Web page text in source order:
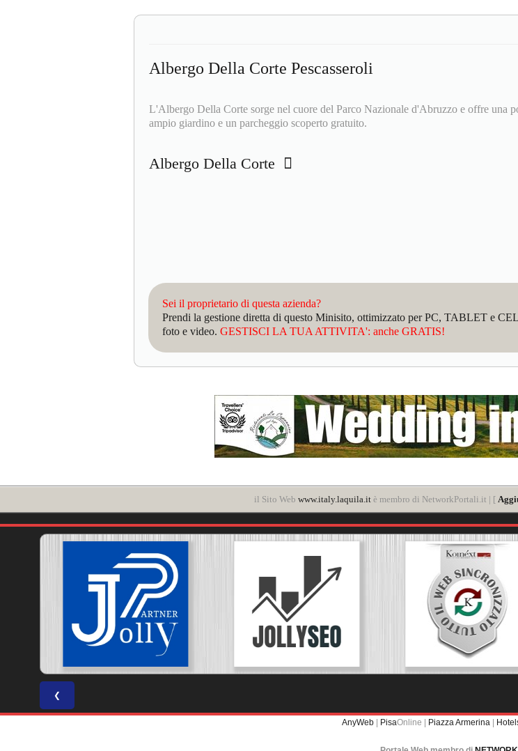
Albergo Della Corte Pescasseroli
L'Albergo Della Corte sorge nel cuore del Parco Nazionale d'Abruzzo e offre una
ampio giardino e un parcheggio scoperto gratuito.
Albergo Della Corte
Sei il proprietario di questa azienda?
Prendi la gestione diretta di questo Minisito, ottimizzato per PC, TABLET e
foto e video. GESTISCI LA TUA ATTIVITA': anche GRATIS!
il Sito Web www.italy.laquila.it è membro di NetworkPortali.it | [
❮
AnyWeb | PisaOnline | Piazza Armerina |